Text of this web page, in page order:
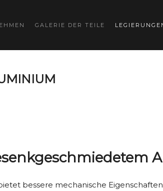
GALERIE DER TEILE
bessere mechanische